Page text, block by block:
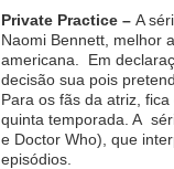
Private Practice – A
Naomi Bennett, melhor
americana. Em
decisão sua pois
Para os fãs da atriz,
quinta temporada. A
e Doctor Who), que
episódios.